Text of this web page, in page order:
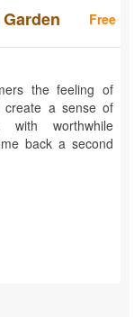
Free
the feeling of
create a sense of
with worthwhile
back a second
equipped room
- agricultural